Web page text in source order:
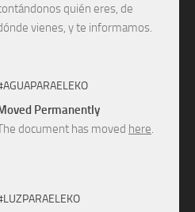
quién eres, de
vienes, y te informamos.
Permanently
document has moved here.